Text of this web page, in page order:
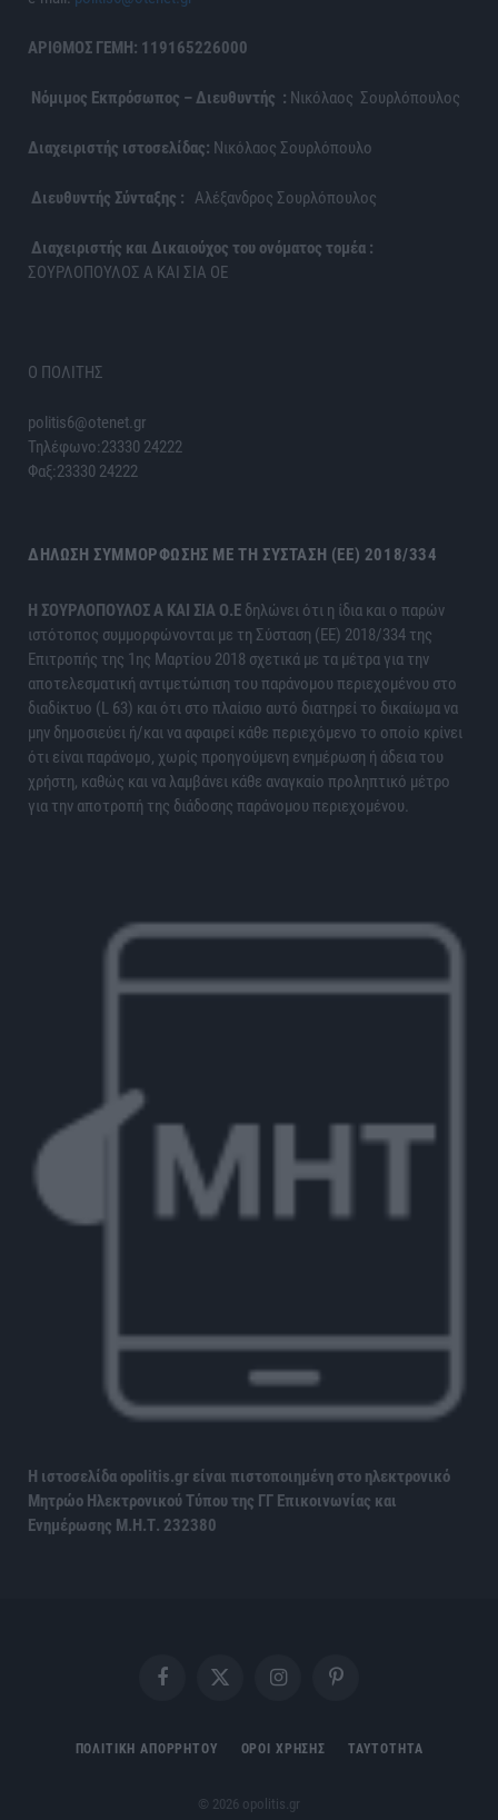
ΑΡΙΘΜΟΣ ΓΕΜΗ: 119165226000
Νόμιμος Εκπρόσωπος – Διευθυντής : Νικόλαος Σουρλόπουλος
Διαχειριστής ιστοσελίδας: Νικόλαος Σουρλόπουλο
Διευθυντής Σύνταξης : Αλέξανδρος Σουρλόπουλος
Διαχειριστής και Δικαιούχος του ονόματος τομέα :
ΣΟΥΡΛΟΠΟΥΛΟΣ Α ΚΑΙ ΣΙΑ ΟΕ
Ο ΠΟΛΙΤΗΣ
politis6@otenet.gr
Τηλέφωνο:23330 24222
Φαξ:23330 24222
ΔΉΛΩΣΗ ΣΥΜΜΌΡΦΩΣΗΣ ΜΕ ΤΗ ΣΎΣΤΑΣΗ (ΕΕ) 2018/334
H ΣΟΥΡΛΟΠΟΥΛΟΣ Α ΚΑΙ ΣΙΑ Ο.Ε δηλώνει ότι η ίδια και ο παρών
ιστότοπος συμμορφώνονται με τη Σύσταση (ΕΕ) 2018/334 της
Επιτροπής της 1ης Μαρτίου 2018 σχετικά με τα μέτρα για την
αποτελεσματική αντιμετώπιση του παράνομου περιεχομένου στο
διαδίκτυο (L 63) και ότι στο πλαίσιο αυτό διατηρεί το δικαίωμα να
μην δημοσιεύει ή/και να αφαιρεί κάθε περιεχόμενο το οποίο κρίνει
ότι είναι παράνομο, χωρίς προηγούμενη ενημέρωση ή άδεια του
χρήστη, καθώς και να λαμβάνει κάθε αναγκαίο προληπτικό μέτρο
για την αποτροπή της διάδοσης παράνομου περιεχομένου.
Η ιστοσελίδα opolitis.gr είναι πιστοποιημένη στο ηλεκτρονικό
Μητρώο Ηλεκτρονικού Τύπου της ΓΓ Επικοινωνίας και
Ενημέρωσης Μ.Η.Τ. 232380
FacebookX
InstagramPinterest
ΠΟΛΙΤΙΚΗ ΑΠΟΡΡΗΤΟΥ ΟΡΟΙ ΧΡΗΣΗΣ ΤΑΥΤΟΤΗΤΑ
© 2026 opolitis.gr